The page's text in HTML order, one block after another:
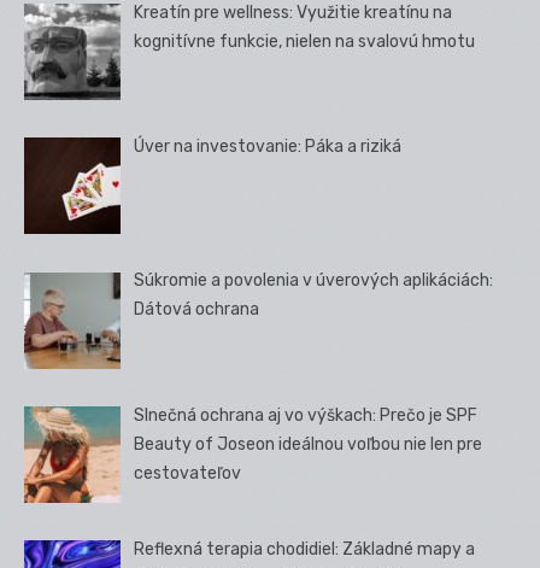
Kreatín pre wellness: Využitie kreatínu na
kognitívne funkcie, nielen na svalovú hmotu
Úver na investovanie: Páka a riziká
Súkromie a povolenia v úverových aplikáciách:
Dátová ochrana
Slnečná ochrana aj vo výškach: Prečo je SPF
Beauty of Joseon ideálnou voľbou nie len pre
cestovateľov
Reflexná terapia chodidiel: Základné mapy a